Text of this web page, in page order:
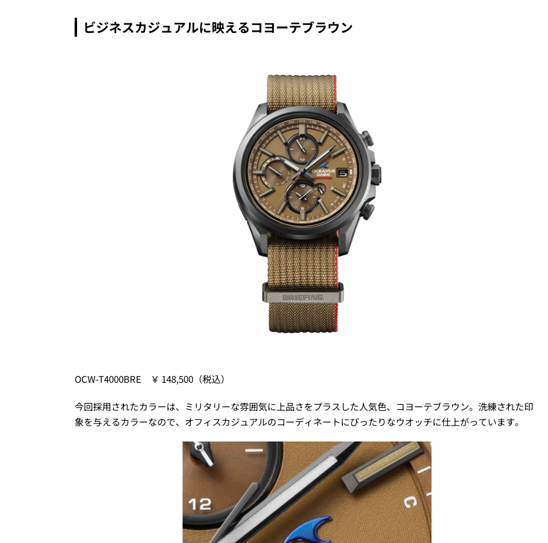
ビジネスカジュアルに映えるコヨーテブラウン
OCW-T4000BRE ￥ 148,500（税込）
今回採用されたカラーは、ミリタリーな雰囲気に上品さをプラスした人気色、コヨーテブラウン。洗練された印
象を与えるカラーなので、オフィスカジュアルのコーディネートにぴったりなウオッチに仕上がっています。